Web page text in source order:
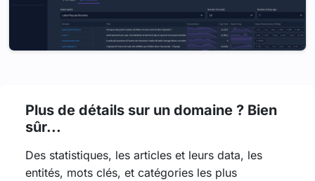
Plus de détails sur un domaine ? Bien
sûr...
Des statistiques, les articles et leurs data, les
entités, mots clés, et catégories les plus